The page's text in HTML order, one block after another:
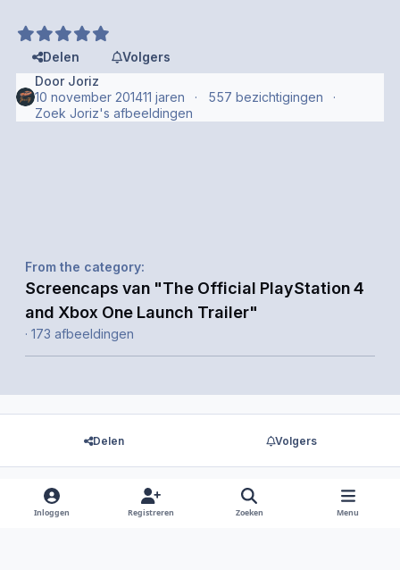
Delen
Volgers
Door Joriz
10 november 201411 jaren
557 bezichtigingen
Zoek Joriz's afbeeldingen
From the category:
Screencaps van "The Official PlayStation 4
and Xbox One Launch Trailer"
· 173 afbeeldingen
Delen Volgers
Er zijn geen reacties om weer te geven.
Inloggen Registreren Zoeken Menu